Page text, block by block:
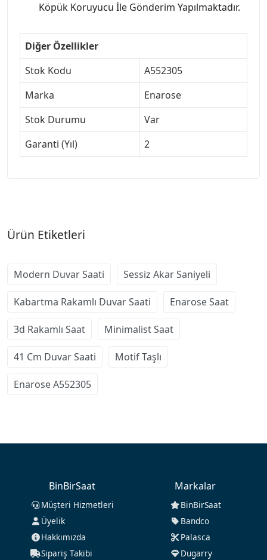
Köpük Koruyucu İle Gönderim Yapılmaktadır.
Diğer Özellikler
Stok Kodu
A552305
Marka
Enarose
Stok Durumu
Var
Garanti (Yıl)
2
Ürün Etiketleri
Modern Duvar Saati Sessiz Akar Saniyeli
Kabartma Rakamlı Duvar Saati Enarose Saat
3d Rakamlı Saat Minimalist Saat
41 Cm Duvar Saati Motif Taşlı
Enarose A552305
BinBirSaat
Müşteri Hizmetleri
Üyelik
Hakkımızda
Sipariş Takibi
Markalar
BinBirSaat
Bandco
Palasca
Dugarry